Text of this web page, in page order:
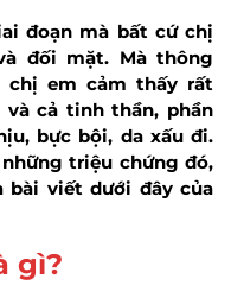
đoạn mà bất cứ chị
đối mặt. Mà thông
chị em cảm thấy rất
cả tinh thần, phần
bực bội, da xấu đi.
triệu chứng đó,
viết dưới đây của
gì?